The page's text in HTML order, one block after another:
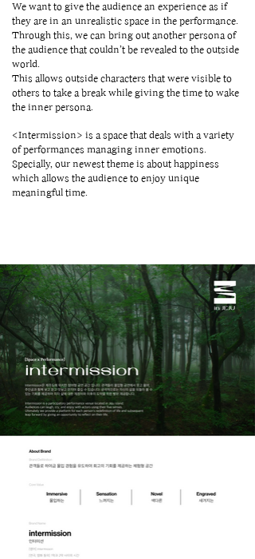
We want to give the audience an experience as if
they are in an unrealistic space in the performance.
Through this, we can bring out another persona of
the audience that couldn’t be revealed to the outside
world.
This allows outside characters that were visible to
others to take a break while giving the time to wake
the inner persona.
<Intermission> is a space that deals with a variety
of performances managing inner emotions.
Specially, our newest theme is about happiness
which allows the audience to enjoy unique
meaningful time.